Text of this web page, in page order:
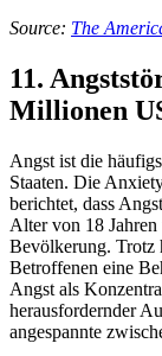
Source: The
11.
Millionen
Angst ist die
Staaten. Die
berichtet, dass
Alter von 18
Bevölkerung. Trotz
Betroffenen eine
Angst als
herausfordernder
angespannte